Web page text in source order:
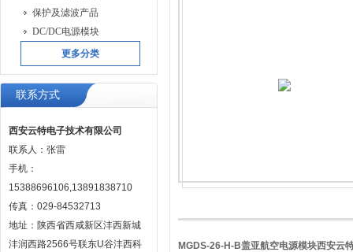
保护及滤波产品
DC/DC电源模块
更多分类
联系方式
西安云特电子技术有限公司
联系人：张雷
手机：
15388696106,13891838710
传真：029-84532713
地址：陕西省西咸新区沣西新城
沣润西路2566号联东U谷沣西科
MGDS-26-H-B盖亚航空电源模块西安云